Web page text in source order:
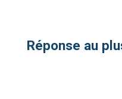
Réponse au